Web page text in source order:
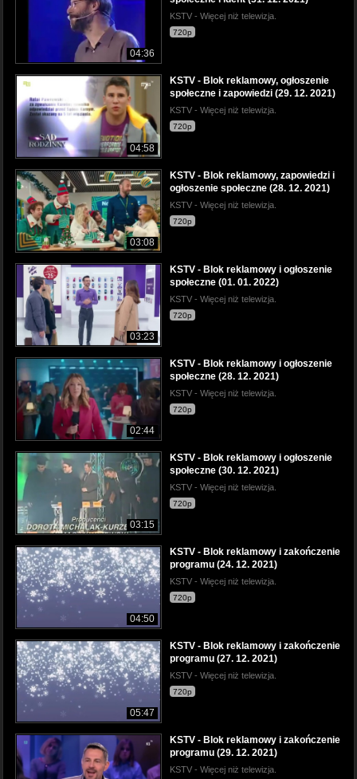
04:36
KSTV - Więcej niż telewizja.
720p
04:58
KSTV - Blok reklamowy, ogłoszenie
społeczne i zapowiedzi (29. 12. 2021)
KSTV - Więcej niż telewizja.
720p
03:08
KSTV - Blok reklamowy, zapowiedzi i
ogłoszenie społeczne (28. 12. 2021)
KSTV - Więcej niż telewizja.
720p
03:23
KSTV - Blok reklamowy i ogłoszenie
społeczne (01. 01. 2022)
KSTV - Więcej niż telewizja.
720p
02:44
KSTV - Blok reklamowy i ogłoszenie
społeczne (28. 12. 2021)
KSTV - Więcej niż telewizja.
720p
03:15
KSTV - Blok reklamowy i ogłoszenie
społeczne (30. 12. 2021)
KSTV - Więcej niż telewizja.
720p
04:50
KSTV - Blok reklamowy i zakończenie
programu (24. 12. 2021)
KSTV - Więcej niż telewizja.
720p
05:47
KSTV - Blok reklamowy i zakończenie
programu (27. 12. 2021)
KSTV - Więcej niż telewizja.
720p
KSTV - Blok reklamowy i zakończenie
programu (29. 12. 2021)
KSTV - Więcej niż telewizja.